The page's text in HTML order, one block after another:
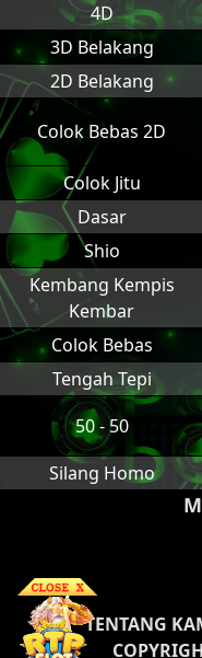
4D
3D Belakang
2D Belakang
Colok Bebas 2D
Colok Jitu
Dasar
Shio
Kembang Kempis
Kembar
Colok Bebas
Tengah Tepi
50 - 50
Silang Homo
TENTANG